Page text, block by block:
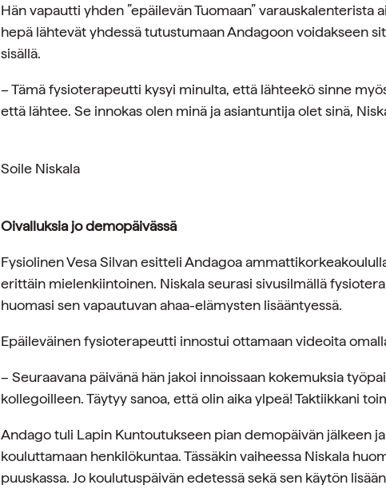
Hän vapautti yhden ”epäilevän Tuomaan” varauskalenterista
hepä lähtevät yhdessä tutustumaan Andagoon voidakseen
sisällä.
– Tämä fysioterapeutti kysyi minulta, että lähteekö sinne
että lähtee. Se innokas olen minä ja asiantuntija olet sinä,
Soile Niskala
Oivalluksia jo demopäivässä
Fysiolinen Vesa Silvan esitteli Andagoa
erittäin mielenkiintoinen. Niskala seurasi sivusilmällä
huomasi sen vapautuvan ahaa-elämysten lisääntyessä.
Epäileväinen fysioterapeutti innostui ottamaan videoita
– Seuraavana päivänä hän jakoi innoissaan kokemuksia
kollegoilleen. Täytyy sanoa, että olin aika ylpeä! Taktiikkani
Andago tuli Lapin Kuntoutukseen pian demopäivän jälkeen
kouluttamaan henkilökuntaa. Tässäkin vaiheessa Niskala
puuskassa. Jo koulutuspäivän edetessä sekä sen käytön